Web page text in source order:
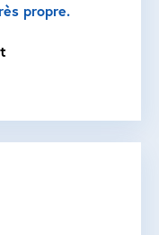
propre.